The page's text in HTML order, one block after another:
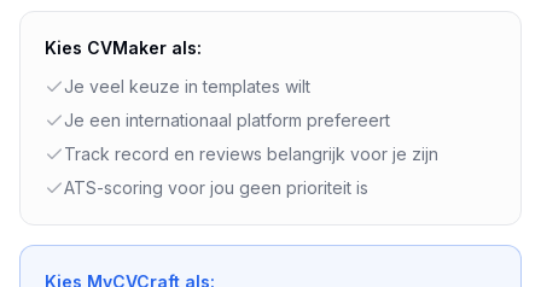
Kies CVMaker als:
Je veel keuze in templates wilt
Je een internationaal platform prefereert
Track record en reviews belangrijk voor je zijn
ATS-scoring voor jou geen prioriteit is
Kies MyCVCraft als: